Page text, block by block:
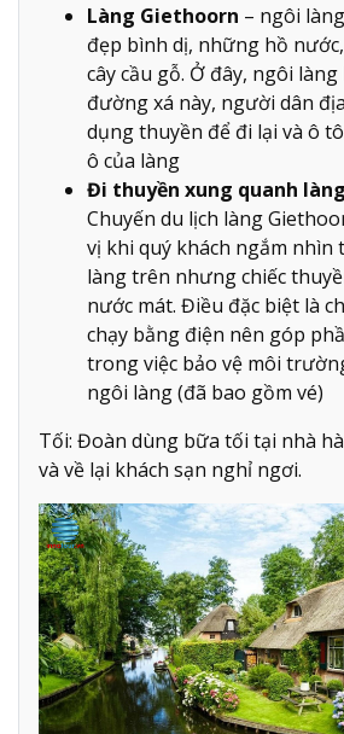
Làng Giethoorn – ngôi
đẹp bình dị, những hồ
cây cầu gỗ. Ở đây, ngôi
đường xá này, người dân
dụng thuyền để đi lại và ô
ô của làng
Đi thuyền xung quanh
Chuyến du lịch làng
vị khi quý khách ngắm nhìn
làng trên nhưng chiếc
nước mát. Điều đặc biệt là
chạy bằng điện nên góp
trong việc bảo vệ môi
ngôi làng (đã bao gồm vé)
Tối: Đoàn dùng bữa tối tại nhà
và về lại khách sạn nghỉ ngơi.